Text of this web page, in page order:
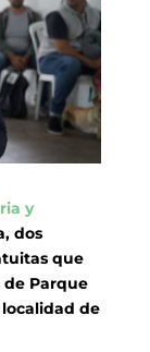
y
dos
que
Parque
localidad de